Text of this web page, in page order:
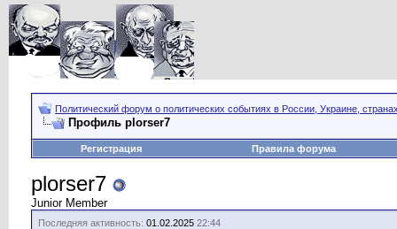
Политический форум о политических событиях в России, Украине,
Профиль plorser7
Регистрация Правила форума
plorser7
Junior Member
Последняя активность: 01.02.2025 22:44